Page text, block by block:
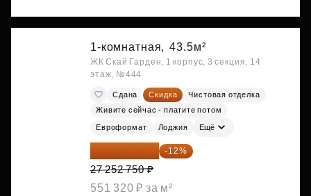
1-комнатная, 43.5м²
ЖК Скай Гарден, 1 корпус, 3 секция, 14
этаж, №444
Сдана Скидка
Чистовая отделка
Живите сейчас - платите потом
Евроформат Лоджия Ещё
23 982 420 ₽ -12%
27 252 750 ₽
551 320 ₽ за м²